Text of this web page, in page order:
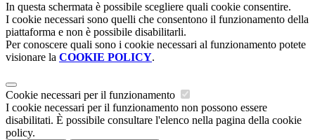
In questa schermata è possibile scegliere quali cookie consentire.
I cookie necessari sono quelli che consentono il funzionamento della
piattaforma e non è possibile disabilitarli.
Per conoscere quali sono i cookie necessari al funzionamento potete
visionare la COOKIE POLICY.
Cookie necessari per il funzionamento
I cookie necessari per il funzionamento non possono essere
disabilitati. È possibile consultare l'elenco nella pagina della cookie
policy.